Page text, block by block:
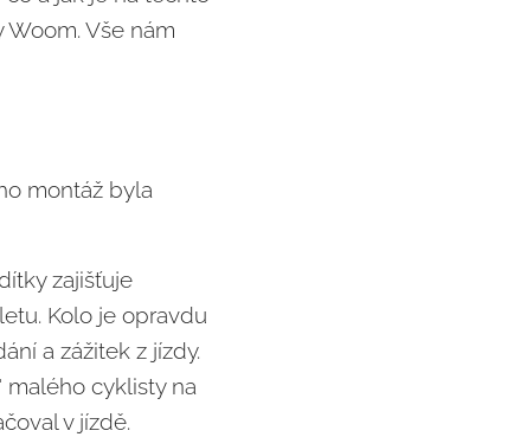
Vše nám
montáž byla
zajišťuje
Kolo je opravdu
a zážitek z jízdy.
malého cyklisty na
v jízdě.